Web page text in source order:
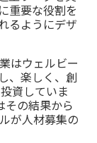
重要な役割を
るようにデザ
はウェルビー
、楽しく、創
資していま
その結果から
が人材募集の